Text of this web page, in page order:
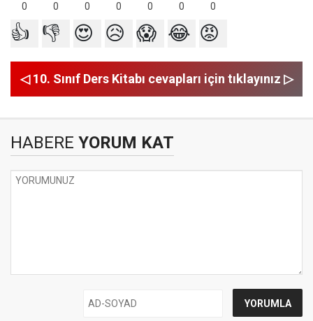
0 0 0 0 0 0 0
👍 👎 😍 😥 😱 😂 😡
◁ 10. Sınıf Ders Kitabı cevapları için tıklayınız ▷
HABERE YORUM KAT